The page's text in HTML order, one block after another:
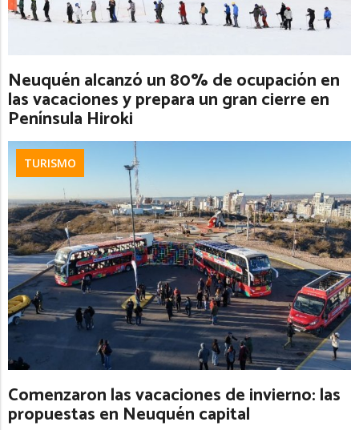
Neuquén alcanzó un 80% de ocupación en
las vacaciones y prepara un gran cierre en
Península Hiroki
TURISMO
Comenzaron las vacaciones de invierno: las
propuestas en Neuquén capital